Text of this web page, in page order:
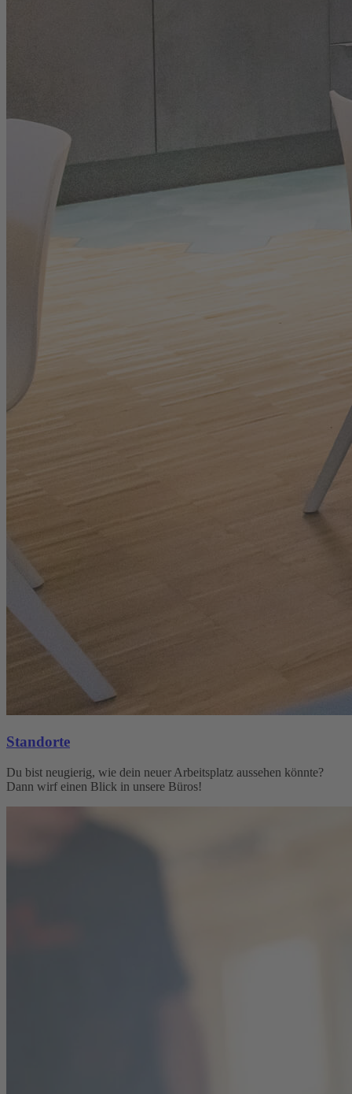
Standorte
Du bist neugierig, wie dein neuer Arbeitsplatz aussehen könnte?
Dann wirf einen Blick in unsere Büros!